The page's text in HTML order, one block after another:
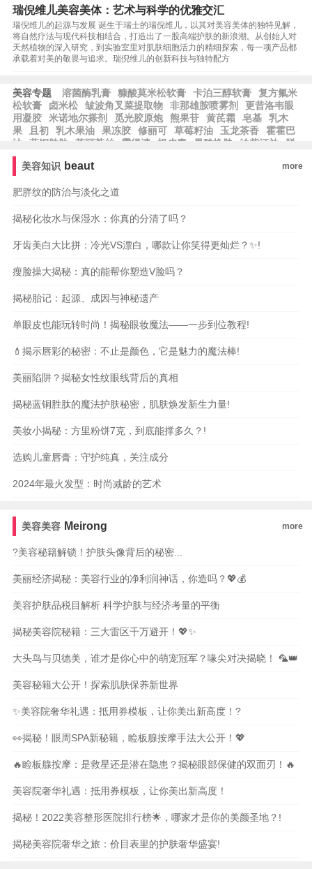
瑞倪维儿美容美体：艺术与科学的优雅交汇
瑞倪维儿的起源与发展 诞生于瑞士的瑞倪维儿，以其对美容美体的独特见解，
将自然疗法与现代科技相结合，打造出了一股高端护肤的新浪潮。从创始人对
天然植物的深入研究，到实验室里对肌肤细胞活力的精细探索，每一项产品都
承载着对美的敬畏与追求。瑞倪维儿的创新科技与独特配方
美容专题 溶菌酶乳膏 糠酸莫米松软膏 卡泊三醇软膏
复方氟米
松软膏
卤米松 皱波角叉菜提取物 非那雄胺喷雾剂
更昔洛韦眼
用凝胶
米诺地尔搽剂 觅光胶原炮 熊果苷 黄芪霜 皂基
乳木
果
且初 乳木果油 果冻胶 修丽可 草莓籽油 玉龙茶香
霍霍巴
油
蓝铜胜肽 芙丽芳丝 露得清 根皮素 果酸换肤 泊紫汀兰
脱
羧肌肽
氏
雅漾 whoo后
MAC魅
美容知识 beaut more
肥胖纹的防治与淡化之道
揭秘化妆水与保湿水：你真的分清了吗？
牙齿美白大比拼：冷光VS漂白，哪款让你笑得更灿烂？✨!
瘦脸操大揭秘：真的能帮你塑造V脸吗？
揭秘胎记：起源、成因与神秘遗产
单眼皮也能玩转时尚！揭秘眼妆魔法——一步到位教程!
💄揭示唇彩的秘密：不止是颜色，它是魅力的魔法棒!
美丽陷阱？揭秘女性纹眼线背后的真相
揭秘蓝铜胜肽的魔法护肤秘密，肌肤焕发新生力量!
美妆小揭秘：方里粉饼7克，到底能撑多久？!
选购儿童唇膏：守护纯真，关注成分
2024年最火发型：时尚减龄的艺术
美容美容 Meirong more
?美容秘籍解锁！护肤头像背后的秘密...
美丽经济揭秘：美容行业的净利润神话，你造吗？💖💰
美容护肤品税目解析 科学护肤与经济考量的平衡
揭秘美容院秘籍：三大雷区千万避开！💖✨
大头鸟与贝德美，谁才是你心中的萌宠冠军？喙尖对决揭晓！ 🦜👑
美容秘籍大公开！探索肌肤保养新世界
✨美容院奢华礼遇：抵用券模板，让你美出新高度！?
👀揭秘！眼周SPA新秘籍，睑板腺按摩手法大公开！💖
🔥睑板腺按摩：是救星还是潜在隐患？揭秘眼部保健的双面刃！🔥
美容院奢华礼遇：抵用券模板，让你美出新高度！
揭秘！2022美容整形医院排行榜🌟，哪家才是你的美颜圣地？!
揭秘美容院奢华之旅：价目表里的护肤奢华盛宴!